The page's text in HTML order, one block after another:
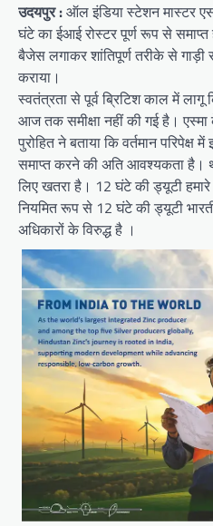
उदयपुर :ऑल इंडिया स्टेशन मास्टर
घंटे का ईआई रोस्टर पूर्ण रूप से
बैजेस लगाकर शांतिपूर्ण तरीके से गाड़ी
कराया।
स्वतंत्रता से पूर्व ब्रिटिश काल में
आज तक समीक्षा नहीं की गई है।
पुरोहित ने बताया कि वर्तमान
समाप्त करने की अति आवश्यकता है।
लिए खतरा है। 12 घंटे की ड्यूटी
नियमित रूप से 12 घंटे की ड्यूटी
अधिकारों के विरुद्ध है ।